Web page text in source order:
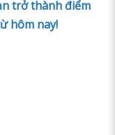
trở thành điểm
hôm nay!